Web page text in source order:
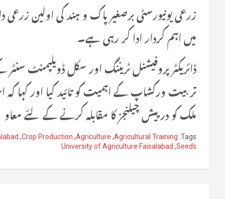
زرعی یونیورسٹی برصغیر پاک و ہند کی اولین
میں اہم کردار ادا کر رہی ہے۔
ڈائریکٹر پروفیشنل ٹریننگ اور سکل ڈویلپمنٹ
تربیت ورکشاپ کے اہمیت کو تائید کیا اور کہا
ملک کو درپیش چیلنجز کا مقابلہ کرنے کے لئے معاو
Tags:
Agricultural Training
,
Agriculture
,
Crop Production
,
Seeds
,
University of Agriculture Faisalabad